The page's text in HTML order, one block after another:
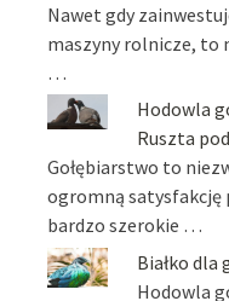
Nawet gdy
maszyny rolnicze, to
…
Hodowla
Ruszta
Gołębiarstwo to
ogromną satysfakcję
bardzo szerokie …
Białko dla
Hodowla